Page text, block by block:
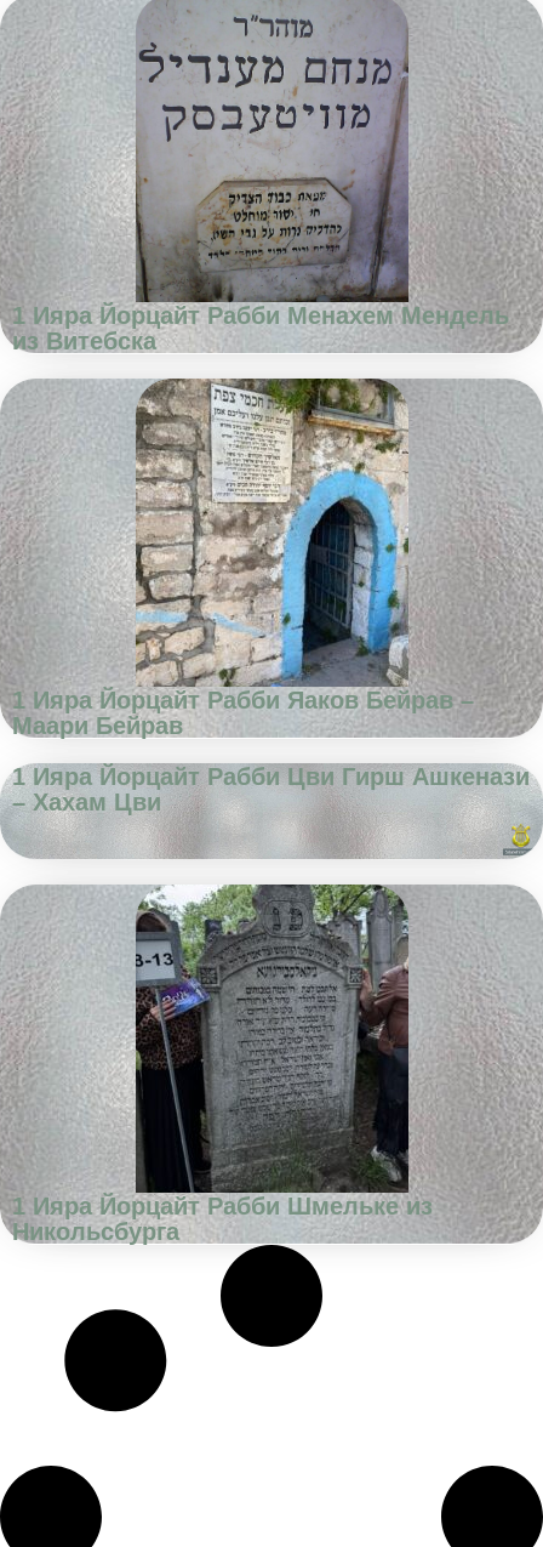
1 Ияра Йорцайт Рабби Менахем Мендель
из Витебска
1 Ияра Йорцайт Рабби Яаков Бейрав –
Маари Бейрав
1 Ияра Йорцайт Рабби Цви Гирш Ашкенази
– Хахам Цви
1 Ияра Йорцайт Рабби Шмельке из
Никольсбурга